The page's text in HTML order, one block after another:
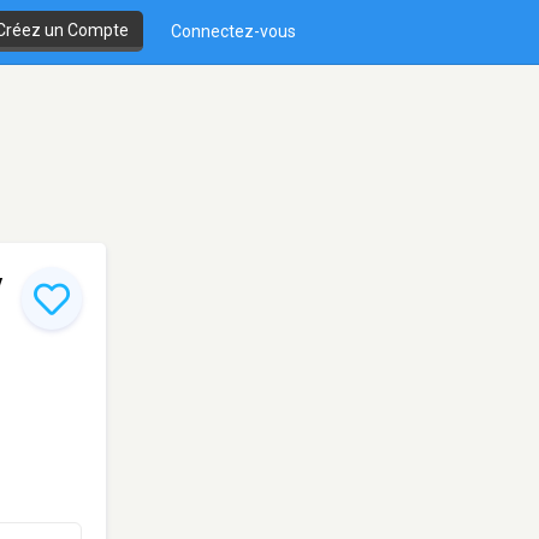
un Compte Connectez-vous